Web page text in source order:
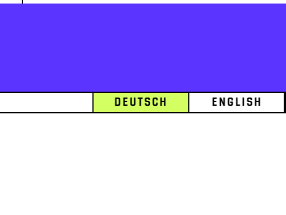
Deutsch English